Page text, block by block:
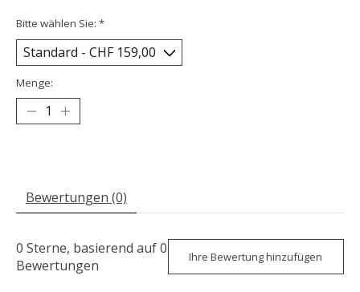
Bitte wählen Sie: *
Menge:
Bewertungen (0)
0 Sterne, basierend auf0
Bewertungen
Ihre Bewertung hinzufügen